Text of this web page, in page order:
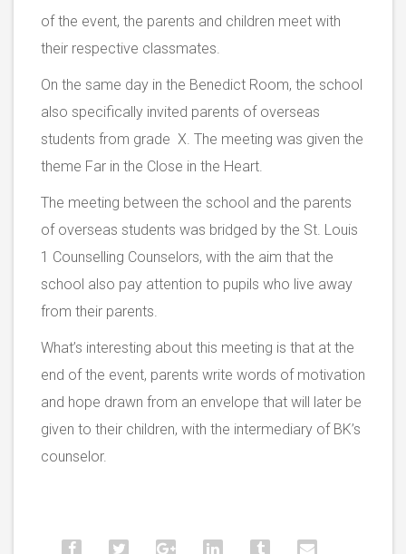
of the event, the parents and children meet with
their respective classmates.
On the same day in the Benedict Room, the school
also specifically invited parents of overseas
students from grade X. The meeting was given the
theme Far in the Close in the Heart.
The meeting between the school and the parents
of overseas students was bridged by the St. Louis
1 Counselling Counselors, with the aim that the
school also pay attention to pupils who live away
from their parents.
What’s interesting about this meeting is that at the
end of the event, parents write words of motivation
and hope drawn from an envelope that will later be
given to their children, with the intermediary of BK’s
counselor.